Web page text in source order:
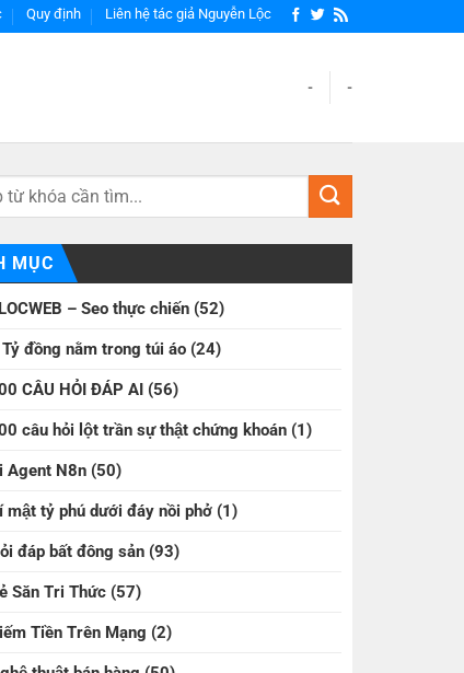
Quy định Liên hệ tác giả Nguyễn Lộc
- -
MỤC
– Seo thực chiến (52)
đồng nằm trong túi áo (24)
CÂU HỎI ĐÁP AI (56)
câu hỏi lột trần sự thật chứng khoán (1)
Agent N8n (50)
mật tỷ phú dưới đáy nồi phở (1)
đáp bất đông sản (93)
Săn Tri Thức (57)
Tiền Trên Mạng (2)